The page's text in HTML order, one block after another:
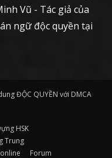
Vũ - Tác giả của
ngữ độc quyền tại
ĐỘC QUYỀN với DMCA
HSK
Trung
Forum